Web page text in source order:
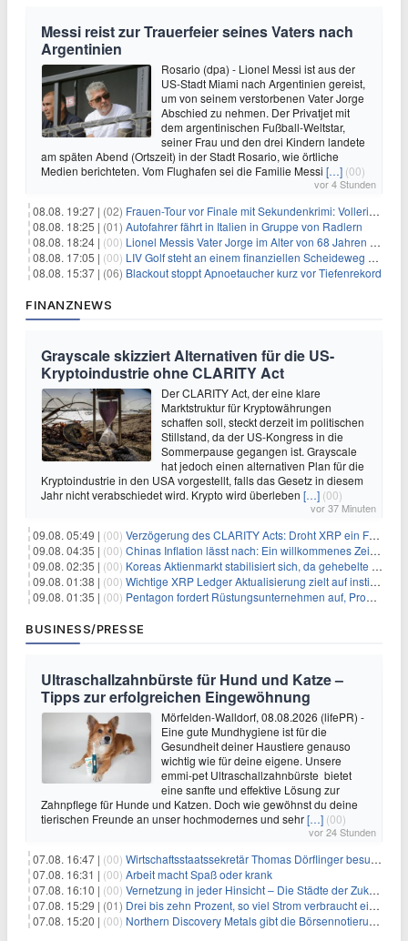
Messi reist zur Trauerfeier seines Vaters nach
Argentinien
Rosario (dpa) - Lionel Messi ist aus der
US-Stadt Miami nach Argentinien gereist,
um von seinem verstorbenen Vater Jorge
Abschied zu nehmen. Der Privatjet mit
dem argentinischen Fußball-Weltstar,
seiner Frau und den drei Kindern landete
am späten Abend (Ortszeit) in der Stadt Rosario, wie örtliche
Medien berichteten. Vom Flughafen sei die Familie Messi […] (00)
vor 4 Stunden
08.08. 19:27 | (02) Frauen-Tour vor Finale mit Sekundenkrimi: Vollering in Gelb
08.08. 18:25 | (01) Autofahrer fährt in Italien in Gruppe von Radlern
08.08. 18:24 | (00) Lionel Messis Vater Jorge im Alter von 68 Jahren gestorben
08.08. 17:05 | (00) LIV Golf steht an einem finanziellen Scheideweg auf der Suche nach neuen Investitionen
08.08. 15:37 | (06) Blackout stoppt Apnoetaucher kurz vor Tiefenrekord
FINANZNEWS
Grayscale skizziert Alternativen für die US-
Kryptoindustrie ohne CLARITY Act
Der CLARITY Act, der eine klare
Marktstruktur für Kryptowährungen
schaffen soll, steckt derzeit im politischen
Stillstand, da der US-Kongress in die
Sommerpause gegangen ist. Grayscale
hat jedoch einen alternativen Plan für die
Kryptoindustrie in den USA vorgestellt, falls das Gesetz in diesem
Jahr nicht verabschiedet wird. Krypto wird überleben […] (00)
vor 37 Minuten
09.08. 05:49 | (00) Verzögerung des CLARITY Acts: Droht XRP ein Fall unter die $1-Marke?
09.08. 04:35 | (00) Chinas Inflation lässt nach: Ein willkommenes Zeichen für Investoren angesichts der Folgen des Öl-Schocks
09.08. 02:35 | (00) Koreas Aktienmarkt stabilisiert sich, da gehebelte Positionen abgebaut werden
09.08. 01:38 | (00) Wichtige XRP Ledger Aktualisierung zielt auf institutionelle Akzeptanz ab
09.08. 01:35 | (00) Pentagon fordert Rüstungsunternehmen auf, Produktion angesichts eskalierender globaler Spannungen zu steigern
BUSINESS/PRESSE
Ultraschallzahnbürste für Hund und Katze –
Tipps zur erfolgreichen Eingewöhnung
Mörfelden-Walldorf, 08.08.2026 (lifePR) -
Eine gute Mundhygiene ist für die
Gesundheit deiner Haustiere genauso
wichtig wie für deine eigene. Unsere
emmi-pet Ultraschallzahnbürste bietet
eine sanfte und effektive Lösung zur
Zahnpflege für Hunde und Katzen. Doch wie gewöhnst du deine
tierischen Freunde an unser hochmodernes und sehr[…] (00)
vor 24 Stunden
07.08. 16:47 | (00) Wirtschaftsstaatssekretär Thomas Dörflinger besucht Handwerksbetrieb im Kammerbezirk Freiburg
07.08. 16:31 | (00) Arbeit macht Spaß oder krank
07.08. 16:10 | (00) Vernetzung in jeder Hinsicht – Die Städte der Zukunft sind grün-blau
07.08. 15:29 | (01) Drei bis zehn Prozent, so viel Strom verbraucht ein Aufzug im Gebäude
07.08. 15:20 | (00) Northern Discovery Metals gibt die Börsennotierung an der Frankfurter Wertpapierbörse bekannt